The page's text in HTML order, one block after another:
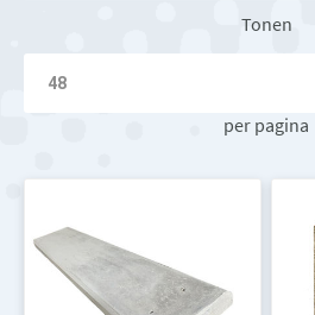
Tonen
per pagina